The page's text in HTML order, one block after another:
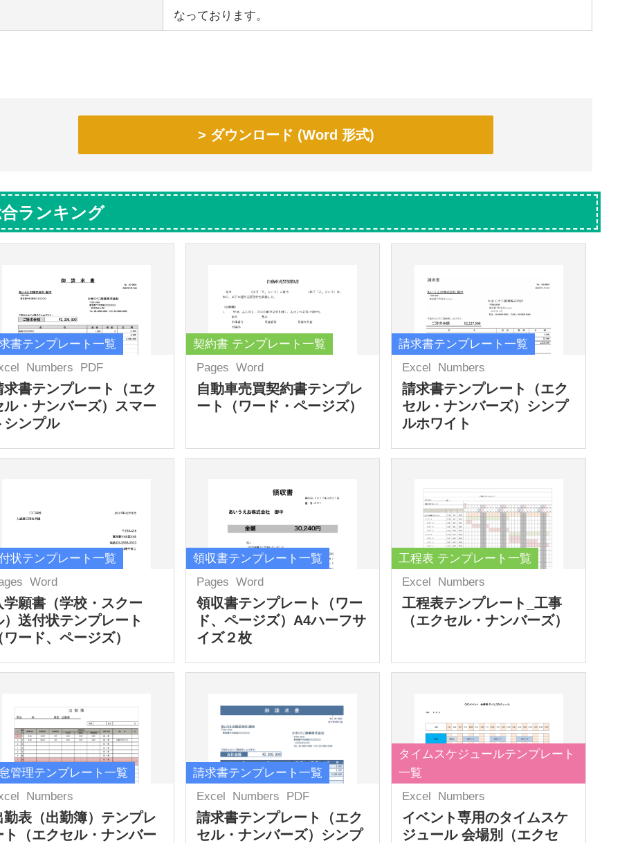
なっております。
ダウンロード (Word 形式)
ランキング
書テンプレート一覧
Numbers PDF
求書テンプレート（エク
ル・ナンバーズ）スマー
シンプル
契約書 テンプレート一覧
Pages Word
自動車売買契約書テンプレ
ート（ワード・ページズ）
請求書テンプレート一覧
Excel
Numbers
請求書テンプレート（エク
セル・ナンバーズ）シンプ
ルホワイト
状テンプレート一覧
Word
学願書（学校・スクー
）送付状テンプレート
ワード、ページズ）
領収書テンプレート一覧
Pages Word
領収書テンプレート（ワー
ド、ページズ）A4ハーフサ
イズ２枚
工程表 テンプレート一覧
Excel
Numbers
工程表テンプレート_工事
（エクセル・ナンバーズ）
管理テンプレート一覧
Numbers
勤表（出勤簿）テンプレ
ト（エクセル・ナンバー
請求書テンプレート一覧
Excel
Numbers PDF
請求書テンプレート（エク
セル・ナンバーズ）シンプ
タイムスケジュールテンプレート
一覧
Excel
Numbers
イベント専用のタイムスケ
ジュール 会場別（エクセ